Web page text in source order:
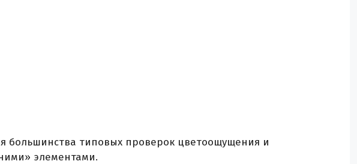
большинства типовых проверок цветоощущения и
элементами.